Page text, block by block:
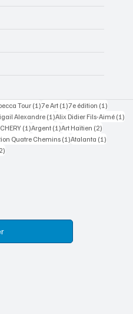
Tour (1)1 post
7e Art (1)1 post
7e édition (1)
Alexandre(1)1 post
Alix Didier Fils-Aimé (1)
(1)1 post
Argent (1)1 post
Art Haïtien (2)
Quatre Chemins (1)1 post
Atalanta (1)